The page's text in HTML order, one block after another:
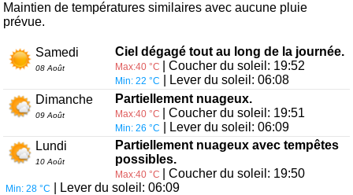
Maintien de températures similaires avec aucune pluie
prévue.
Samedi
08 Août
Ciel dégagé tout au long de la journée.
Max:40 °C | Coucher du soleil: 19:52
Min: 22 °C
| Lever du soleil: 06:08
Dimanche
09 Août
Partiellement nuageux.
Max:40 °C | Coucher du soleil: 19:51
Min: 26 °C
| Lever du soleil: 06:09
Lundi
10 Août
Partiellement nuageux avec tempêtes
possibles.
Max:40 °C | Coucher du soleil: 19:50
Min: 28 °C
| Lever du soleil: 06:09